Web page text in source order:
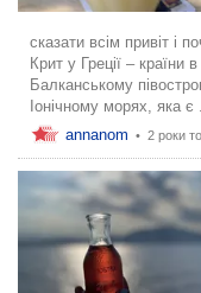
сказати всім привіт і
Крит у Греції – країни
Балканському
Іонічному морях, яка є
annanom • 2 роки